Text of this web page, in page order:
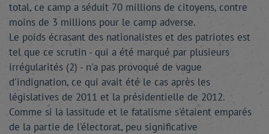
total, ce camp a séduit 70 millions de citoyens, contre
moins de 3 millions pour le camp adverse.
Le poids écrasant des nationalistes et des patriotes est
tel que ce scrutin - qui a été marqué par plusieurs
irrégularités (2) - n'a pas provoqué de vague
d'indignation, ce qui avait été le cas après les
législatives de 2011 et la présidentielle de 2012.
Comme si la lassitude et le fatalisme s'étaient emparés
de la partie de l'électorat, peu significative